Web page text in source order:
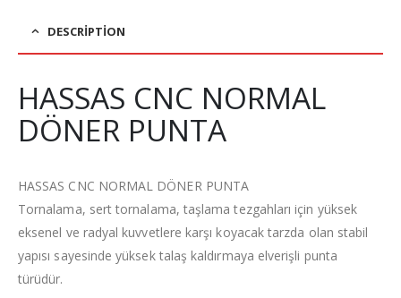
DESCRIPTION
HASSAS CNC NORMAL
DÖNER PUNTA
HASSAS CNC NORMAL DÖNER PUNTA
Tornalama, sert tornalama, taşlama tezgahları için yüksek
eksenel ve radyal kuvvetlere karşı koyacak tarzda olan stabil
yapısı sayesinde yüksek talaş kaldırmaya elverişli punta
türüdür.